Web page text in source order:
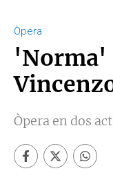
Òpera
'Norma'
Òpera en dos